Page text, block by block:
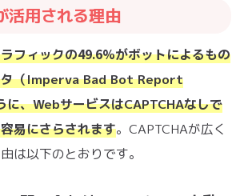
活用される理由
フィックの49.6%がボットによるもの
タ（Imperva Bad Bot Report
、WebサービスはCAPTCHAなしで
易にさらされます。CAPTCHAが広く
は以下のとおりです。